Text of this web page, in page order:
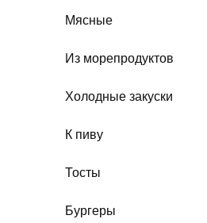
Мясные
Из морепродуктов
Холодные закуски
К пиву
Тосты
Бургеры